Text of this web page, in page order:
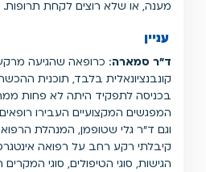
מענה, או שלא רוצים לקחת תרופות.
עניין
ד"ר סמארה: כרופאה שהגיעה
קונבנציונאלית בלבד, תוכנית
בכניסה לתפקיד היתה לא פחות
המפגשים המקצועיים העבירו
וגם ד"ר גלי שטופמן, המנהלת
קיבלתי רקע רחב על רפואה
הגישות, סוגי הטיפולים, סוגי המקרים